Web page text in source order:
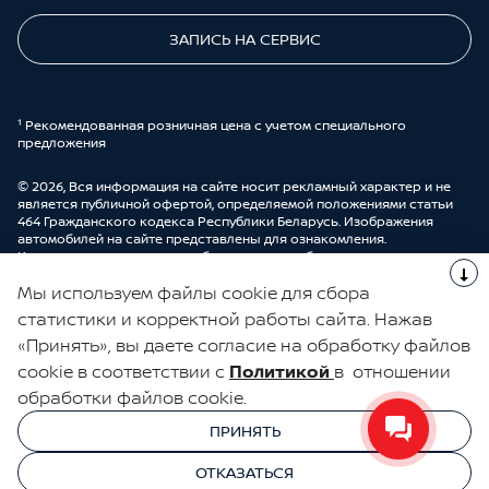
ЗАПИСЬ НА СЕРВИС
¹ Рекомендованная розничная цена с учетом специального
предложения
© 2026, Вся информация на сайте носит рекламный характер и не
является публичной офертой, определяемой положениями статьи
464 Гражданского кодекса Республики Беларусь. Изображения
автомобилей на сайте представлены для ознакомления.
Комплектации и цены могут быть изменены без предварительного
автоцентре ООО “ДрайвМоторс”.
ЭЛЕКТРОННАЯ КНИГА ОТЗЫВОВ
© 2026, УНП 191111259
ООО "ДрайвМоторс"
УНП 191111259 ООО "ДрайвМоторс"
Мы используем файлы cookie для сбора
статистики и корректной работы сайта. Нажав
«Принять», вы даете согласие на обработку файлов
cookie в соответствии с Политикой в отношении
обработки файлов cookie.
ПРИНЯТЬ
ОТКАЗАТЬСЯ